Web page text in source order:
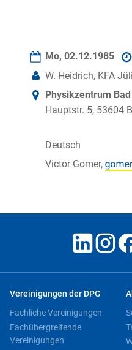
Mo, 02.12.1985
W. Heidrich, KFA
Physikzentrum
Hauptstr. 5, 53604
Deutsch
Victor Gomer,
Vereinigungen der DPG
Fachliche Vereinigungen
Fachübergreifende
Vereinigungen